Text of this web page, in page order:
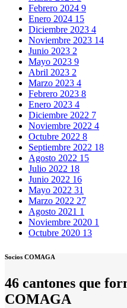
Febrero 2024 9
Enero 2024 15
Diciembre 2023 4
Noviembre 2023 14
Junio 2023 2
Mayo 2023 9
Abril 2023 2
Marzo 2023 4
Febrero 2023 8
Enero 2023 4
Diciembre 2022 7
Noviembre 2022 4
Octubre 2022 8
Septiembre 2022 18
Agosto 2022 15
Julio 2022 18
Junio 2022 16
Mayo 2022 31
Marzo 2022 27
Agosto 2021 1
Noviembre 2020 1
Octubre 2020 13
Socios COMAGA
46 cantones que
COMAGA